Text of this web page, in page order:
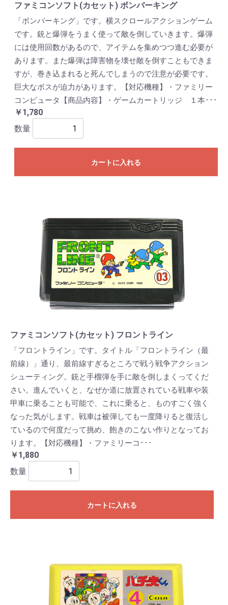
ファミコンソフト(カセット) ボンバーキング
「ボンバーキング」です。横スクロールアクションゲーム
です。銃と爆弾をうまく使って敵を倒していきます。爆弾
には使用回数があるので、アイテムを集めつつ進む必要が
あります。また爆弾は障害物を壊せ敵を倒すこともできま
すが、巻き込まれると死んでしまうので注意が必要です。
巨大なボスが迫力があります。【対応機種】・ファミリー
コンピュータ【商品内容】・ゲームカートリッジ １本･･･
￥1,780
数量
カートに入れる
ファミコンソフト(カセット) フロントライン
「フロントライン」です。タイトル「フロントライン（最
前線）」通り、最前線すぎるところで戦う戦争アクション
シューティング。銃と手榴弾を手に敵を倒しまくってくだ
さい。進んでいくと、なぜか道に放置されている戦車や装
甲車に乗ることも可能で、これに乗ると、ものすごく強く
なった気がします。戦車は被弾しても一度降りると復活し
ているので何度だって挑め、飽きのこない作りとなってお
ります。【対応機種】・ファミリーコ･･･
￥1,880
数量
カートに入れる